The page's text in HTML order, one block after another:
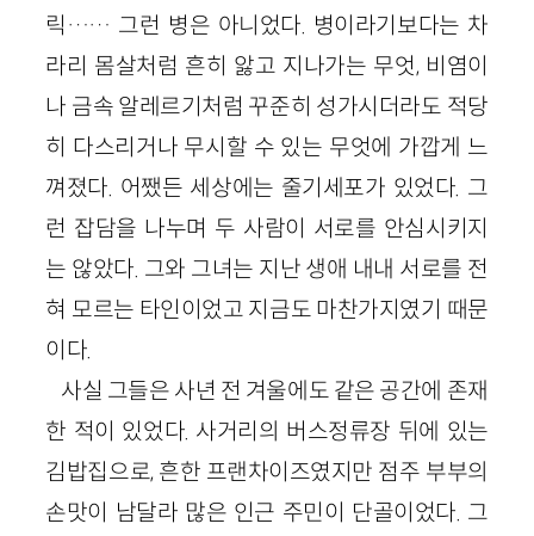
릭…… 그런 병은 아니었다. 병이라기보다는 차
라리 몸살처럼 흔히 앓고 지나가는 무엇, 비염이
나 금속 알레르기처럼 꾸준히 성가시더라도 적당
히 다스리거나 무시할 수 있는 무엇에 가깝게 느
껴졌다. 어쨌든 세상에는 줄기세포가 있었다. 그
런 잡담을 나누며 두 사람이 서로를 안심시키지
는 않았다. 그와 그녀는 지난 생애 내내 서로를 전
혀 모르는 타인이었고 지금도 마찬가지였기 때문
이다.
사실 그들은 사년 전 겨울에도 같은 공간에 존재
한 적이 있었다. 사거리의 버스정류장 뒤에 있는
김밥집으로, 흔한 프랜차이즈였지만 점주 부부의
손맛이 남달라 많은 인근 주민이 단골이었다. 그